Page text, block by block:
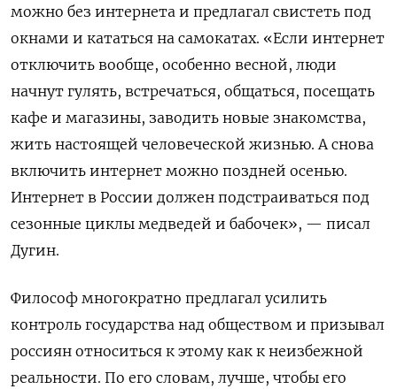
можно без интернета и предлагал свистеть под
окнами и кататься на самокатах. «Если интернет
отключить вообще, особенно весной, люди
начнут гулять, встречаться, общаться, посещать
кафе и магазины, заводить новые знакомства,
жить настоящей человеческой жизнью. А снова
включить интернет можно поздней осенью.
Интернет в России должен подстраиваться под
сезонные циклы медведей и бабочек», — писал
Дугин.
Философ многократно предлагал усилить
контроль государства над обществом и призывал
россиян относиться к этому как к неизбежной
реальности. По его словам, лучше, чтобы его